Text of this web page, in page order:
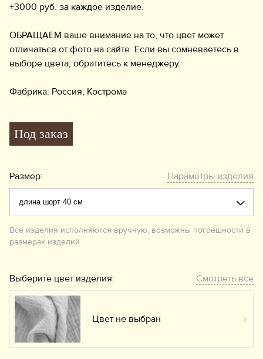
+3000 руб. за каждое изделие.
ОБРАЩАЕМ ваше внимание на то, что цвет может
отличаться от фото на сайте. Если вы сомневаетесь в
выборе цвета, обратитесь к менеджеру.
Фабрика: Россия, Кострома
Под заказ
Размер: Параметры изделия
Все изделия исполняются вручную, возможны погрешности в
размерах изделий
Выберите цвет изделия: Смотреть все
Цвет не выбран